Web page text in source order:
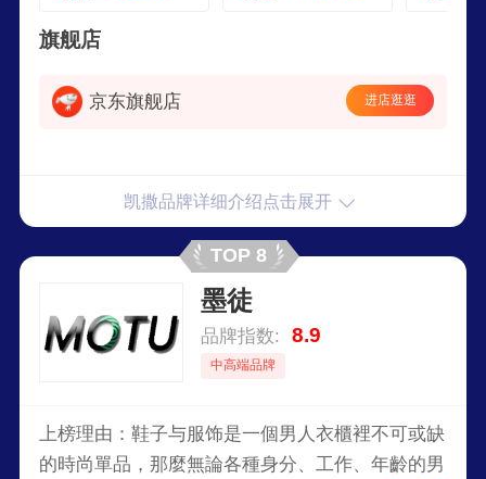
旗舰店
京东旗舰店 进店逛逛
凯撒品牌详细介绍点击展开
TOP 8
墨徒
品牌指数: 8.9
中高端品牌
上榜理由：鞋子与服饰是一個男人衣櫃裡不可或缺
的時尚單品，那麼無論各種身分、工作、年齡的男